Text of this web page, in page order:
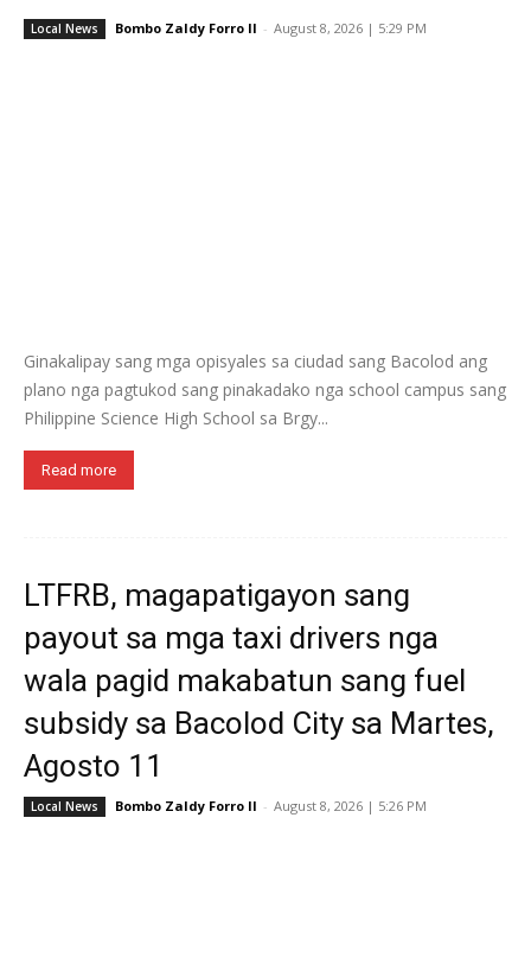
Local News Bombo Zaldy Forro II - August 8, 2026 | 5:29 PM
Ginakalipay sang mga opisyales sa ciudad sang Bacolod ang
plano nga pagtukod sang pinakadako nga school campus sang
Philippine Science High School sa Brgy...
Read more
LTFRB, magapatigayon sang
payout sa mga taxi drivers nga
wala pagid makabatun sang fuel
subsidy sa Bacolod City sa Martes,
Agosto 11
Local News Bombo Zaldy Forro II - August 8, 2026 | 5:26 PM